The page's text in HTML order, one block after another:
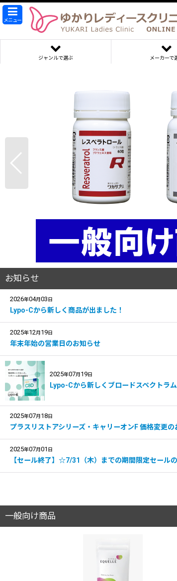
メニュー
ジャンルで選ぶ メーカーで
お知らせ
2026年04月03 日
Lypo-Cから新しく商品が出ました！
2025年12月 19日
年末年始の営業日のお知らせ
2025年07月 19日
Lypo-Cから新しくブロードスペクトラ
2025年07月 18日
プラスリストアシリーズ・キャリーオンF 価格変更の
2025年07月01 日
【セール終了】☆7/31（木）までの期間限定セー
一般向け商品